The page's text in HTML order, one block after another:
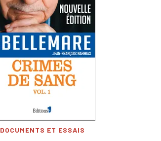
DOCUMENTS ET ESSAIS